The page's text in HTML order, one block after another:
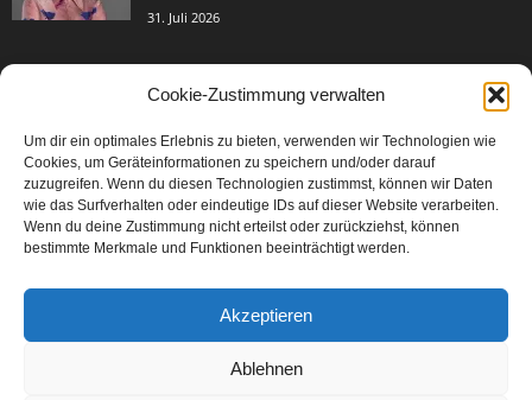
Cookie-Zustimmung verwalten
Um dir ein optimales Erlebnis zu bieten, verwenden wir Technologien wie
Cookies, um Geräteinformationen zu speichern und/oder darauf
zuzugreifen. Wenn du diesen Technologien zustimmst, können wir Daten
wie das Surfverhalten oder eindeutige IDs auf dieser Website verarbeiten.
Wenn du deine Zustimmung nicht erteilst oder zurückziehst, können
bestimmte Merkmale und Funktionen beeinträchtigt werden.
Akzeptieren
Ablehnen
31. Juli 2026
Events & Success 3004
Breaking News 2067
Aktuelles
Featured Article
Karriere 567